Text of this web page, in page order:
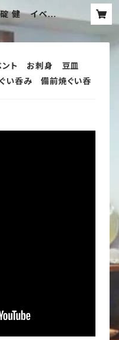
健 イベン
会 うつわ
み 備前焼ぐ
と） ぐい呑み
中国茶杯 横
ント お刺身 豆皿
い呑み 備前焼ぐい呑